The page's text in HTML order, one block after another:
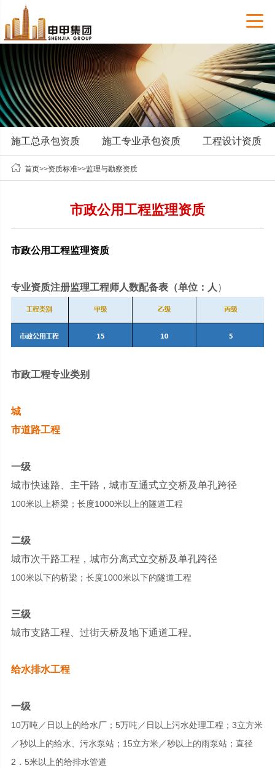

施工总承包资质 施工专业承包资质 工程设计资质
 首页>>资质标准>>监理与勘察资质
市政公用工程监理资质
市政公用工程监理资质
专业资质注册监理工程师人数配备表（单位：人 ）
市政工程专业类别
城
市道路工程
一级
城市快速路、主干路，城市互通式立交桥及单孔跨径
100米以上桥梁；长度1000米以上的隧道工程
二级
城市次干路工程，城市分离式立交桥及单孔跨径
100米以下的桥梁；长度1000米以下的隧道工程
三级
城市支路工程、过街天桥及地下通道工程。
给水排水工程
一级
10万吨／日以上的给水厂；5万吨／日以上污水处理工程；3立方米
／秒以上的给水、污水泵站；15立方米／秒以上的雨泵站；直径
2．5米以上的给排水管道